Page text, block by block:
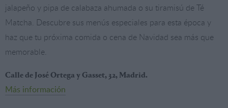
jalapeño y pipa de calabaza ahumada o su tiramisú de Té
Matcha. Descubre sus menús especiales para esta época y
haz que tu próxima comida o cena de Navidad sea más que
memorable.
Calle de José Ortega y Gasset, 32, Madrid.
Más información